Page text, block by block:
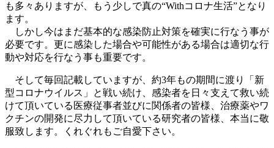
も多々ありますが、もう少しで真の“Withコロナ生活”となり
ます。
しかし今はまだ基本的な感染防止対策を確実に行なう事が
必要です。更に感染した場合や可能性がある場合は適切な行
動や対応を行なう事も重要です。
そして毎回記載していますが、約3年もの期間に渡り「新
型コロナウイルス」と戦い続け、感染者を日々支えて救い続
けて頂いている医療従事者並びに関係者の皆様、治療薬やワ
クチンの開発に尽力して頂いている研究者の皆様、本当に敬
服致します。くれぐれもご自愛下さい。